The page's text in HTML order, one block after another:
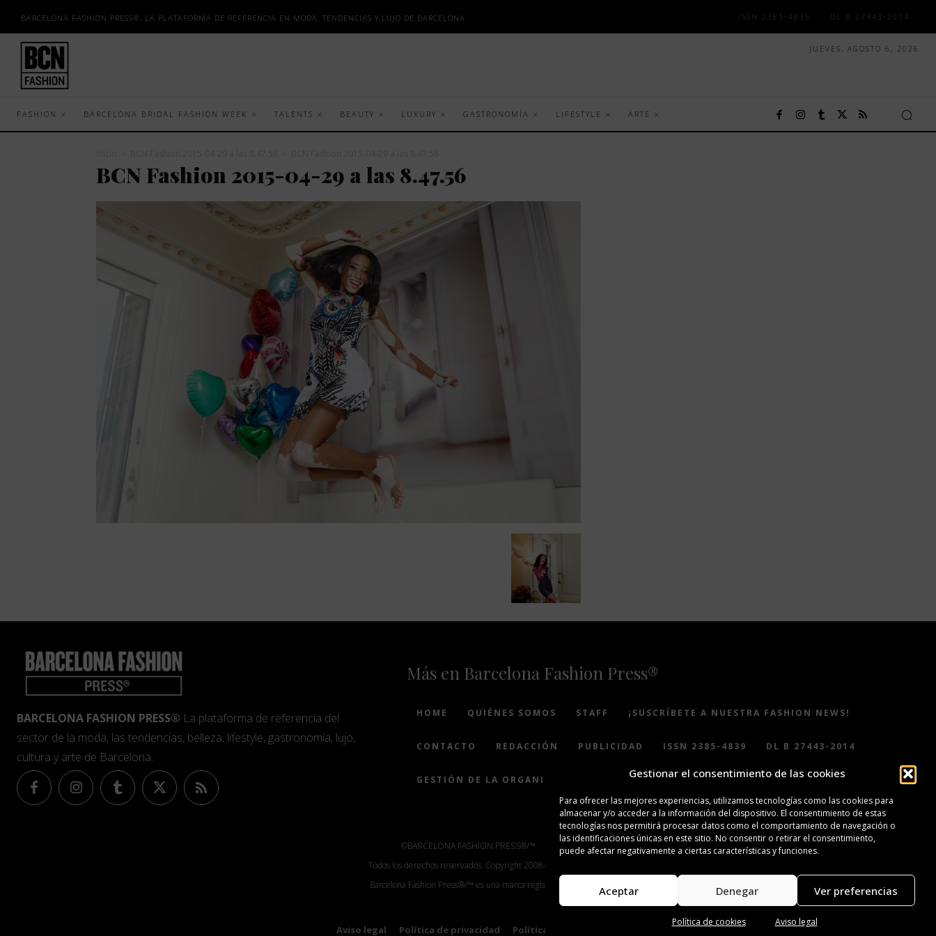
Gestionar el consentimiento de las cookies
Para ofrecer las mejores experiencias, utilizamos tecnologías como las cookies para
almacenar y/o acceder a la información del dispositivo. El consentimiento de estas
tecnologías nos permitirá procesar datos como el comportamiento de navegación o
las identificaciones únicas en este sitio. No consentir o retirar el consentimiento,
puede afectar negativamente a ciertas características y funciones.
Aceptar Denegar Ver preferencias
Política de cookies Aviso legal
BARCELONA FASHION PRESS®, LA PLATAFORMA DE REFERENCIA EN MODA, TENDENCIAS Y LUJO DE BARCELONA ISSN 2385-4839 DL B 27443-2014
JUEVES, AGOSTO 6, 2026
FASHION BARCELONA BRIDAL FASHION WEEK TALENTS BEAUTY LUXURY GASTRONOMÍA LIFESTYLE ARTE
BCN Fashion 2015-04-29 a las 8.47.56
BARCELONA FASHION PRESS® La plataforma de referencia del
sector de la moda, las tendencias, belleza, lifestyle, gastronomía, lujo,
cultura y arte de Barcelona.
Más en Barcelona Fashion Press®
HOME QUIÉNES SOMOS STAFF ¡SUSCRÍBETE A NUESTRA FASHION NEWS!
CONTACTO REDACCIÓN PUBLICIDAD ISSN 2385-4839 DL B 27443-2014
GESTIÓN DE LA ORGANIZACIÓN
©BARCELONA FASHION PRESS®/™
Todos los derechos reservados. Copyright 2008-2024.
Barcelona Fashion Press®/™ es una marca registrada.
Aviso legal Política de privacidad Política de cookies